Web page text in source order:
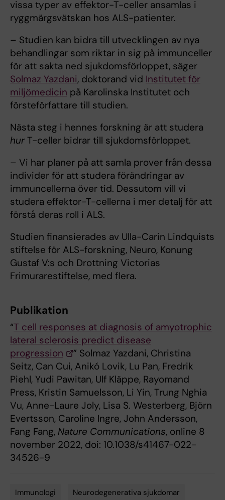
vissa typer av effektor-T-celler ansamlas i
ryggmärgsvätskan hos ALS-patienter.
– Studien kan bidra till utvecklingen av nya
behandlingar som riktar in sig på immunceller
för att sakta ned sjukdomsförloppet, säger
Solmaz Yazdani, doktorand vid Institutet för
miljömedicin på Karolinska Institutet och
försteförfattare till studien.
Nästa steg i hennes forskning är att studera
hur T-celler bidrar till sjukdomsförloppet.
– Vi har planer på att samla prover från dessa
individer för att studera förändringar av
immuncellerna över tid. Dessutom vill vi
studera effektor-T-cellerna i mer detalj för att
förstå deras roll i ALS.
Studien finansierades av Ulla-Carin Lindquists
stiftelse för ALS-forskning, Neuro, Konung
Gustaf V:s och Drottning Victorias
Frimurarestiftelse, med flera.
Publikation
“T cell responses at diagnosis of amyotrophic
lateral sclerosis predict disease
progression
” Solmaz Yazdani, Christina
Seitz, Can Cui, Anikó Lovik, Lu Pan, Fredrik
Piehl, Yudi Pawitan, Ulf Kläppe, Rayomand
Press, Kristin Samuelsson, Li Yin, Trung Nghia
Vu, Anne-Laure Joly, Lisa S. Westerberg, Björn
Evertsson, Caroline Ingre, John Andersson,
Fang Fang, Nature Communications, online 8
november 2022, doi: 10.1038/s41467-022-
34526-9
Immunologi Neurodegenerativa sjukdomar